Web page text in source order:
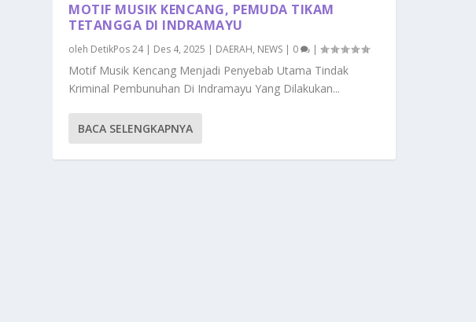
MOTIF MUSIK KENCANG, PEMUDA TIKAM
TETANGGA DI INDRAMAYU
oleh DetikPos 24| Des 4, 2025 | DAERAH, NEWS | 0 |
Motif Musik Kencang Menjadi Penyebab Utama Tindak
Kriminal Pembunuhan Di Indramayu Yang Dilakukan...
BACA SELENGKAPNYA